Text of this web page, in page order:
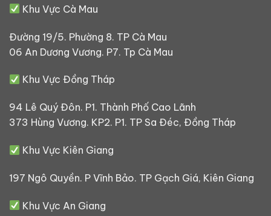
Khu Vực Cà Mau
Đường 19/5. Phường 8. TP Cà Mau
06 An Dương Vương. P7. Tp Cà Mau
Khu Vực Đồng Tháp
94 Lê Quý Đôn. P1. Thành Phố Cao Lãnh
373 Hùng Vương. KP2. P1. TP Sa Đéc, Đồng Tháp
Khu Vực Kiên Giang
197 Ngô Quyền. P Vĩnh Bảo. TP Gạch Giá, Kiên Giang
Khu Vực An Giang